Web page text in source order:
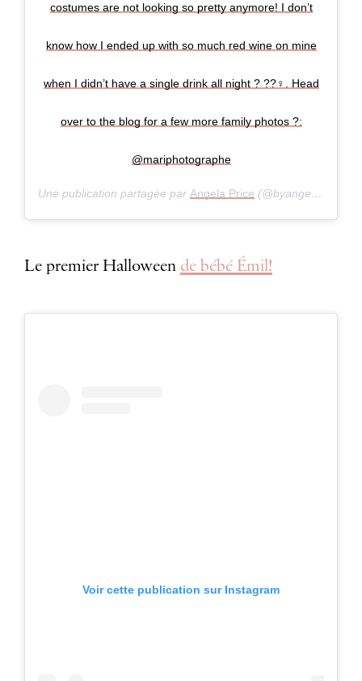
costumes are not looking so pretty anymore! I don’t
know how I ended up with so much red wine on mine
when I didn’t have a single drink all night ? ??‍♀️. Head
over to the blog for a few more family photos ?:
@mariphotographe
Une publication partagée par Angela Price (@byangelaprice) le
Le premier Halloween de bébé Émil!
Voir cette publication sur Instagram